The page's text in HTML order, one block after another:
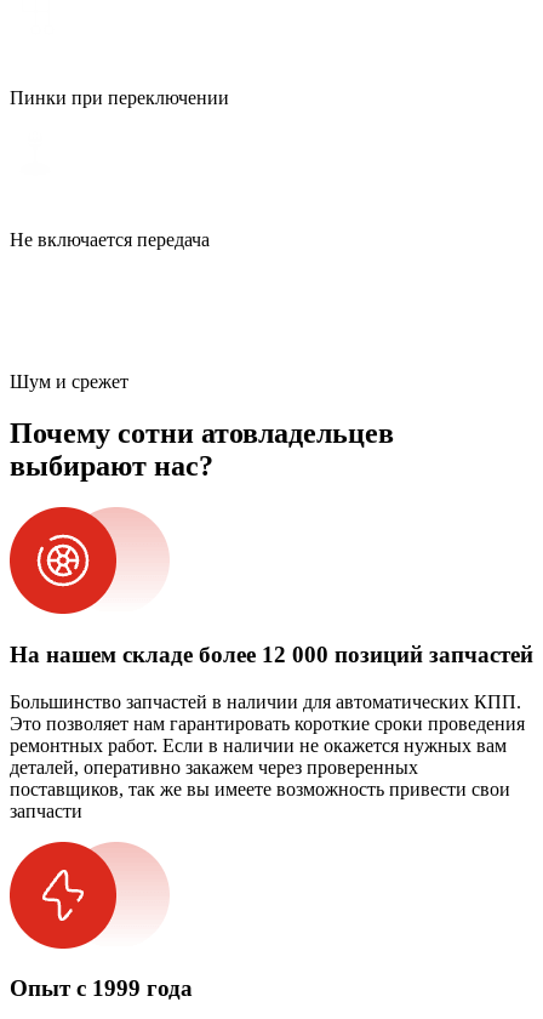
Пинки при переключении
Не включается передача
Шум и срежет
Почему сотни атовладельцев
выбирают нас?
На нашем складе более 12 000 позиций запчастей
Большинство запчастей в наличии для автоматических КПП.
Это позволяет нам гарантировать короткие сроки проведения
ремонтных работ. Если в наличии не окажется нужных вам
деталей, оперативно закажем через проверенных
поставщиков, так же вы имеете возможность привести свои
запчасти
Опыт с 1999 года